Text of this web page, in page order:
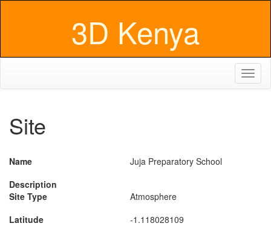
3D Kenya
Site
Name
Juja Preparatory School
Description
Site Type
Atmosphere
Latitude
-1.118028109